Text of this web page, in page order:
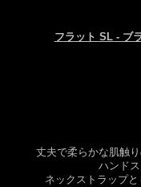
フラット SL - ブ
丈夫で柔らかな肌触
ハンド
ネックストラップ